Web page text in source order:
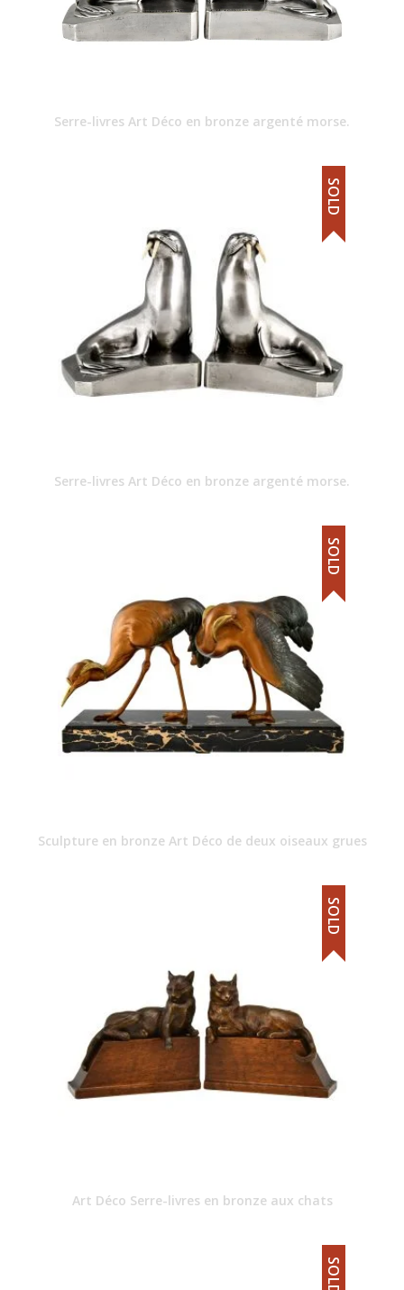
Serre-livres Art Déco en bronze argenté morse.
Serre-livres Art Déco en bronze argenté morse.
SOLD
Sculpture en bronze Art Déco de deux oiseaux grues
SOLD
Art Déco Serre-livres en bronze aux chats
SOLD
SOLD